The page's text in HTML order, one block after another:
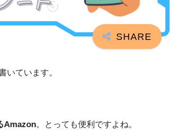
いています。
Amazon。とっても便利ですよね。